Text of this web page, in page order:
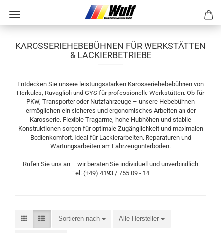
KAROSSERIEHEBEBÜHNEN FÜR WERKSTÄTTEN
& LACKIERBETRIEBE
Entdecken Sie unsere leistungsstarken Karosseriehebebühnen von
Herkules, Ravaglioli und GYS für professionelle Werkstätten. Ob für
PKW, Transporter oder Nutzfahrzeuge – unsere Hebebühnen
ermöglichen ein sicheres und ergonomisches Arbeiten an der
Karosserie. Flexible Tragarme, hohe Hubhöhen und stabile
Konstruktionen sorgen für optimale Zugänglichkeit und maximalen
Bedienkomfort. Ideal für Lackierarbeiten, Reparaturen und
Wartungsarbeiten am Fahrzeugunterboden.
Rufen Sie uns an – wir beraten Sie individuell und unverbindlich
Tel: (+49) 4193 / 755 09 - 14
Sortieren nach Alle Hersteller